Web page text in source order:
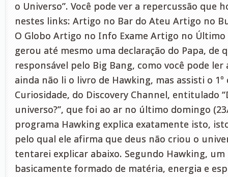
o Universo”. Você pode ver a repercussão que
nestes links: Artigo no Bar do Ateu Artigo no
O Globo Artigo no Info Exame Artigo no
gerou até mesmo uma declaração do Papa, de
responsável pelo Big Bang, como você pode ler
ainda não li o livro de Hawking, mas assisti o
Curiosidade, do Discovery Channel, entitulado
universo?”, que foi ao ar no último domingo
programa Hawking explica exatamente isto,
pelo qual ele afirma que deus não criou o
tentarei explicar abaixo. Segundo Hawking, um
basicamente formado de matéria, energia e